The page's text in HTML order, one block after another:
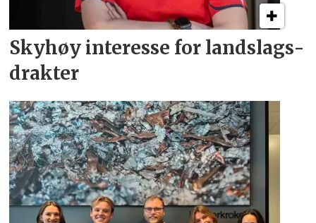
Skyhøy interesse for landslags­
drakter